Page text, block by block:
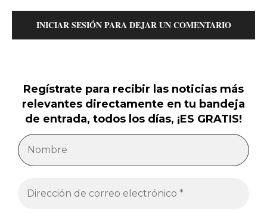
INICIAR SESIÓN PARA DEJAR UN COMENTARIO
Regístrate para recibir las noticias más
relevantes directamente en tu bandeja
de entrada, todos los días, ¡ES GRATIS!